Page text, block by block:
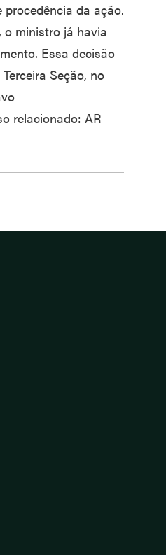
procedência da ação.
ministro já havia
Essa decisão
Seção, no
relacionado: AR